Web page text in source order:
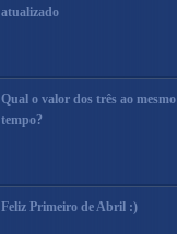
atualizado
Qual o valor dos três ao mesmo
tempo?
Feliz Primeiro de Abril :)